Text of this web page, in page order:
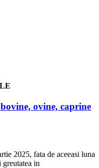
ovine, caprine
2025, fata de aceeasi luna
in